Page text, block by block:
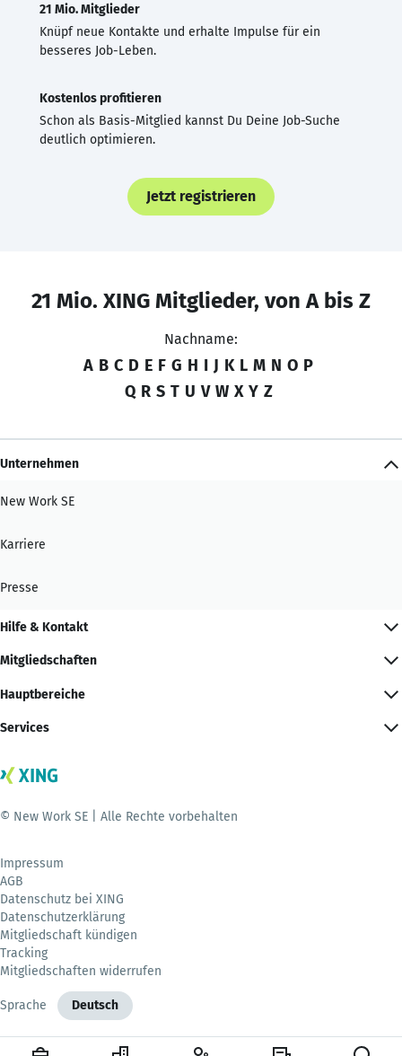
21 Mio. Mitglieder
Knüpf neue Kontakte und erhalte Impulse für ein
besseres Job-Leben.
Kostenlos profitieren
Schon als Basis-Mitglied kannst Du Deine Job-Suche
deutlich optimieren.
Jetzt registrieren
21 Mio. XING Mitglieder, von A bis Z
Nachname:
A B C D E F G H I J K L M N O P
Q R S T U V W X Y Z
Unternehmen
New Work SE
Karriere
Presse
Hilfe & Kontakt
Mitgliedschaften
Hauptbereiche
Services
© New Work SE | Alle Rechte vorbehalten
Impressum
AGB
Datenschutz bei XING
Datenschutzerklärung
Mitgliedschaft kündigen
Tracking
Mitgliedschaften widerrufen
Sprache Deutsch